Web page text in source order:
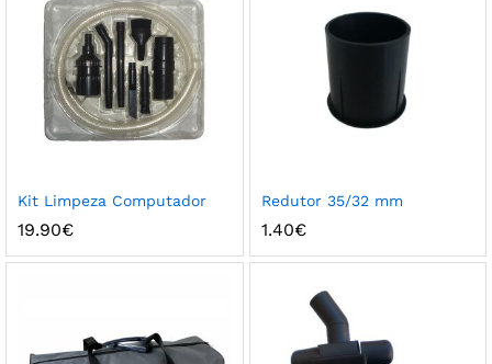
Kit Limpeza Computador
19.90€
Redutor 35/32 mm
1.40€